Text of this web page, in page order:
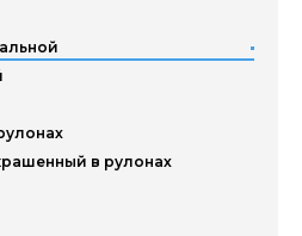
в рулонах